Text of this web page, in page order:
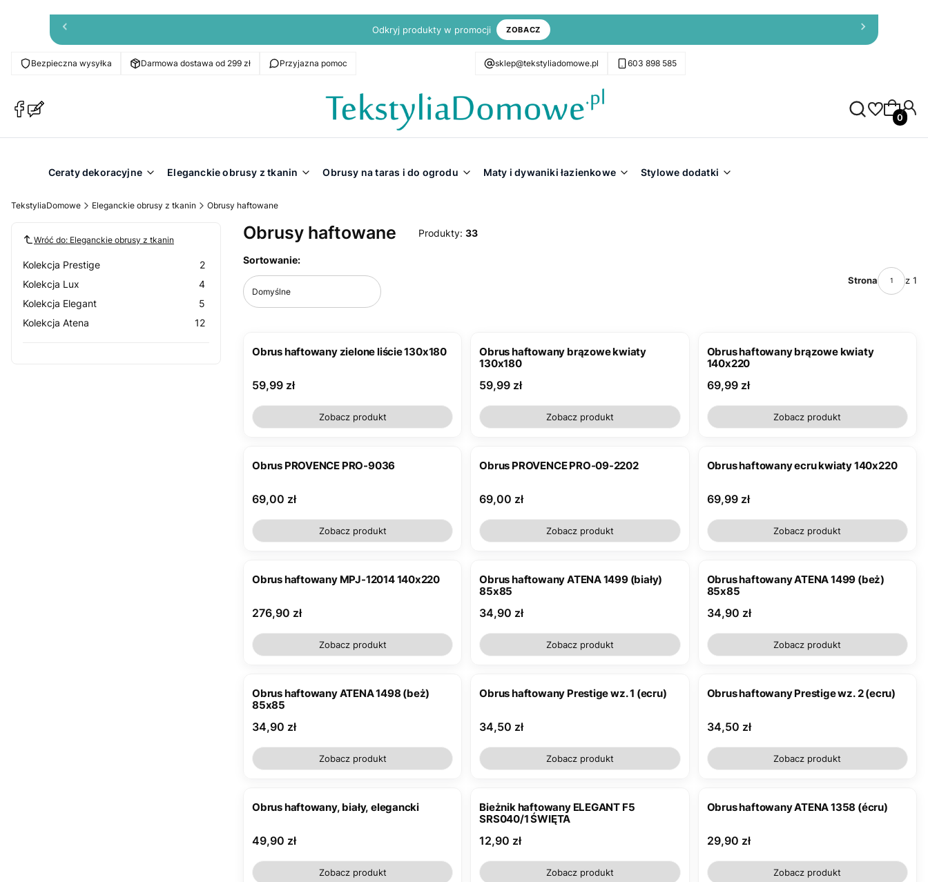
Odkryj produkty w promocji ZOBACZ
Bezpieczna wysyłka Darmowa dostawa od 299 zł Przyjazna pomoc sklep@tekstyliadomowe.pl 603 898 585
karcie)
Produkty
Ceraty dekoracyjne Eleganckie obrusy z tkanin Obrusy na taras i do ogrodu Maty i dywaniki łazienkowe Stylowe dodatki
TekstyliaDomowe Eleganckie obrusy z tkanin Obrusy haftowane
Wróć do: Eleganckie obrusy z tkanin
Kolekcja Prestige
2
Kolekcja Lux
4
Kolekcja Elegant
5
Kolekcja Atena
12
Obrusy haftowane Produkty: 33
Lista produktów
Sortowanie:
Domyślne
Strona z 1
Obrus haftowany zielone liście 130x180
Cena
59,99 zł
Zobacz produkt
Obrus haftowany brązowe kwiaty
130x180
Cena
59,99 zł
Zobacz produkt
Obrus haftowany brązowe kwiaty
140x220
Cena
69,99 zł
Zobacz produkt
Obrus PROVENCE PRO-9036
Cena
69,00 zł
Zobacz produkt
Obrus PROVENCE PRO-09-2202
Cena
69,00 zł
Zobacz produkt
Obrus haftowany ecru kwiaty 140x220
Cena
69,99 zł
Zobacz produkt
Obrus haftowany MPJ-12014 140x220
Cena
276,90 zł
Zobacz produkt
Obrus haftowany ATENA 1499 (biały)
85x85
Cena
34,90 zł
Zobacz produkt
Obrus haftowany ATENA 1499 (beż)
85x85
Cena
34,90 zł
Zobacz produkt
Obrus haftowany ATENA 1498 (beż)
85x85
Cena
34,90 zł
Zobacz produkt
Obrus haftowany Prestige wz. 1 (ecru)
Cena
34,50 zł
Zobacz produkt
Obrus haftowany Prestige wz. 2 (ecru)
Cena
34,50 zł
Zobacz produkt
Obrus haftowany, biały, elegancki
Cena
49,90 zł
Zobacz produkt
Bieżnik haftowany ELEGANT F5
SRS040/1 ŚWIĘTA
Cena
12,90 zł
Zobacz produkt
Obrus haftowany ATENA 1358 (écru)
Cena
29,90 zł
Zobacz produkt